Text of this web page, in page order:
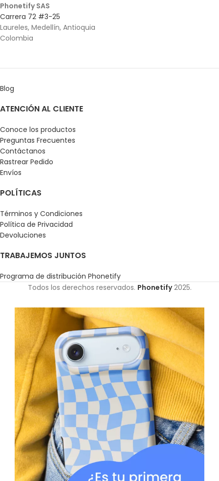
Phonetify SAS
Carrera 72 #3-25
Laureles, Medellín, Antioquia
Colombia
Blog
ATENCIÓN AL CLIENTE
Conoce los productos
Preguntas Frecuentes
Contáctanos
Rastrear Pedido
Envíos
POLÍTICAS
Términos y Condiciones
Política de Privacidad
Devoluciones
TRABAJEMOS JUNTOS
Programa de distribución Phonetify
Todos los derechos reservados. Phonetify2025.